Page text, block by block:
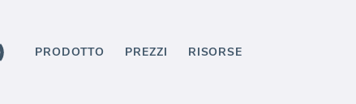
PRODOTTO PREZZI RISORSE